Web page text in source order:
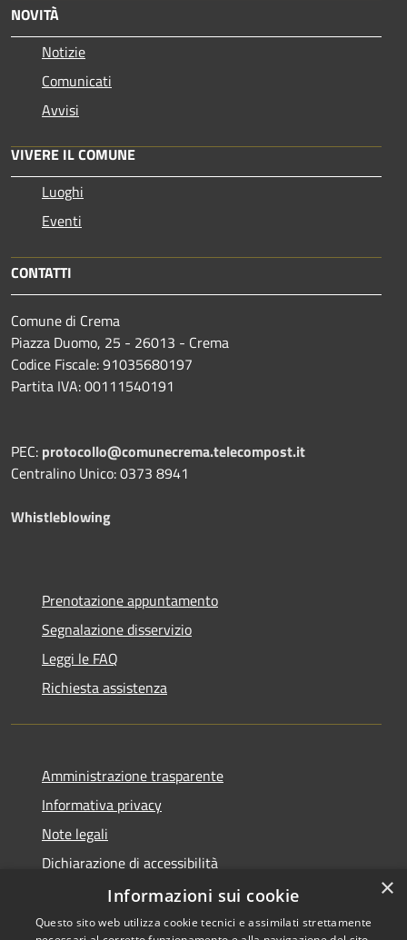
NOVITÀ
Notizie
Comunicati
Avvisi
VIVERE IL COMUNE
Luoghi
Eventi
CONTATTI
Comune di Crema
Piazza Duomo, 25 - 26013 - Crema
Codice Fiscale: 91035680197
Partita IVA: 00111540191
PEC: protocollo@comunecrema.telecompost.it
Centralino Unico: 0373 8941
Whistleblowing
Prenotazione appuntamento
Segnalazione disservizio
Leggi le FAQ
Richiesta assistenza
Amministrazione trasparente
Informativa privacy
Note legali
Dichiarazione di accessibilità
Piano di miglioramento dei servizi
×
Informazioni sui cookie
Questo sito web utilizza cookie tecnici e assimilati strettamente